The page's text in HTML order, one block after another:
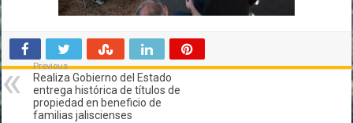
Previous
Realiza Gobierno del Estado
entrega histórica de títulos de
propiedad en beneficio de
familias jaliscienses